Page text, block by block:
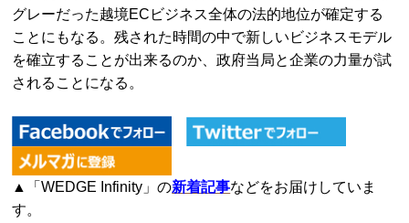
グレーだった越境ECビジネス全体の法的地位が確定する
ことにもなる。残された時間の中で新しいビジネスモデル
を確立することが出来るのか、政府当局と企業の力量が試
されることになる。
▲「WEDGE Infinity」の新着記事などをお届けしていま
す。